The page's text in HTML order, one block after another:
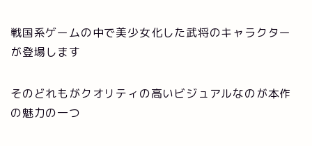
戦国系ゲームの中で美少女化した武将のキャラクター
が登場します
そのどれもがクオリティの高いビジュアルなのが本作
の魅力の一つ